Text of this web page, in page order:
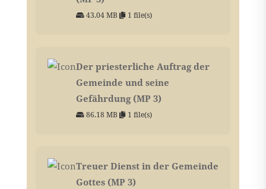
43.04 MB 1 file(s)
Der priesterliche Auftrag der
Gemeinde und seine
Gefährdung (MP 3)
86.18 MB 1 file(s)
Treuer Dienst in der Gemeinde
Gottes (MP 3)